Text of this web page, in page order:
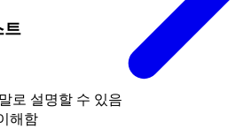
트
로 설명할 수 있음
해함